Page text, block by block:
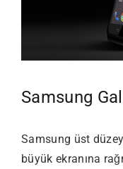
Samsung
Samsung üst
büyük ekranına